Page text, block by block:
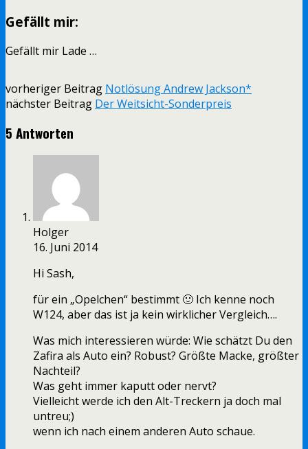
Gefällt mir:
Gefällt mir Lade …
vorheriger Beitrag Notlösung Andrew Jackson*
nächster Beitrag Der Weitsicht-Sonderpreis
5 Antworten
Holger
16. Juni 2014
Hi Sash,
für ein „Opelchen“ bestimmt 🙂 Ich kenne noch
W124, aber das ist ja kein wirklicher Vergleich….
Was mich interessieren würde: Wie schätzt Du den
Zafira als Auto ein? Robust? Größte Macke, größter
Nachteil?
Was geht immer kaputt oder nervt?
Vielleicht werde ich den Alt-Treckern ja doch mal
untreu;)
wenn ich nach einem anderen Auto schaue.